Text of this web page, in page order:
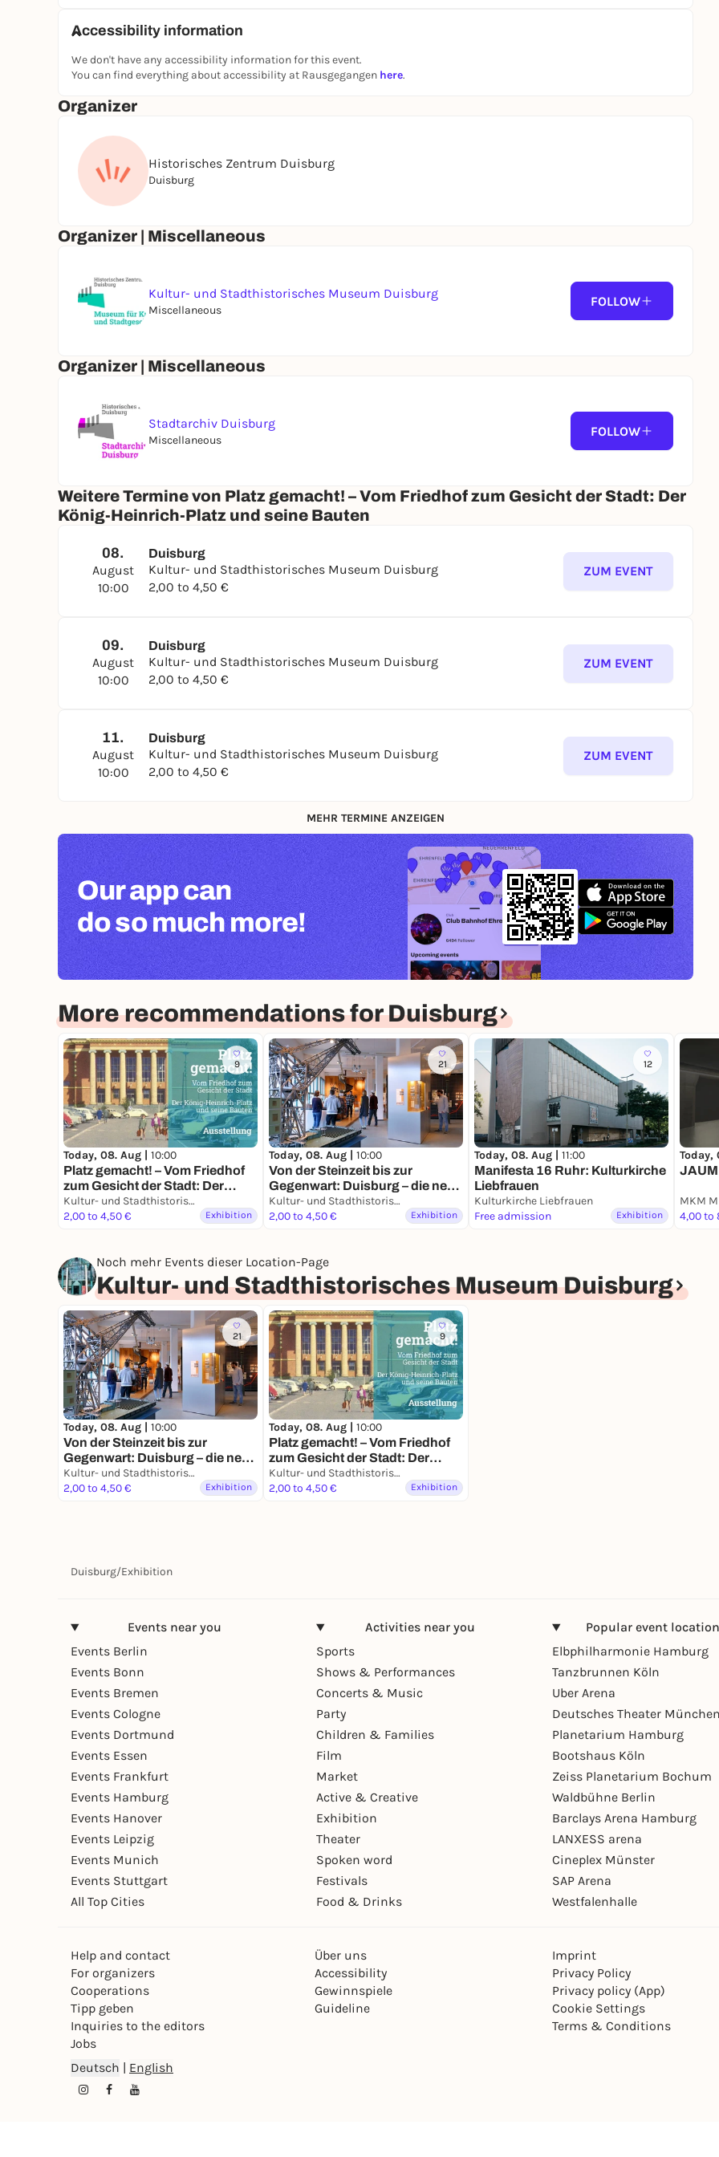
Accessibility information
We don't have any accessibility information for this event.
You can find everything about accessibility at Rausgegangen here.
Organizer
Historisches Zentrum Duisburg
Duisburg
Organizer | Miscellaneous
Kultur- und Stadthistorisches Museum Duisburg
Miscellaneous
FOLLOW
Organizer | Miscellaneous
Stadtarchiv Duisburg
Miscellaneous
FOLLOW
Weitere Termine von Platz gemacht! – Vom Friedhof zum Gesicht der Stadt: Der
König-Heinrich-Platz und seine Bauten
08.
August
10:00
Duisburg
Kultur- und Stadthistorisches Museum Duisburg
2,00 to 4,50 €
ZUM EVENT
09.
August
10:00
Duisburg
Kultur- und Stadthistorisches Museum Duisburg
2,00 to 4,50 €
ZUM EVENT
11.
August
10:00
Duisburg
Kultur- und Stadthistorisches Museum Duisburg
2,00 to 4,50 €
ZUM EVENT
MEHR TERMINE ANZEIGEN
Our app can
do so much more!
More recommendations for Duisburg
9
Today, 08. Aug | 10:00
Platz gemacht! – Vom Friedhof
zum Gesicht der Stadt: Der
König-Heinrich-Platz und seine
Bauten
Kultur- und Stadthistorisches Museum Duisburg
2,00 to 4,50 €
Exhibition
21
Today, 08. Aug | 10:00
Von der Steinzeit bis zur
Gegenwart: Duisburg – die neue
Geschichte einer alten Stadt
Kultur- und Stadthistorisches Museum Duisburg
2,00 to 4,50 €
Exhibition
12
Today, 08. Aug | 11:00
Manifesta 16 Ruhr: Kulturkirche
Liebfrauen
Kulturkirche Liebfrauen
Free admission
Exhibition 4,00 to
Noch mehr Events dieser Location-Page
Kultur- und Stadthistorisches Museum Duisburg
21
Today, 08. Aug | 10:00
Von der Steinzeit bis zur
Gegenwart: Duisburg – die neue
Geschichte einer alten Stadt
Kultur- und Stadthistorisches Museum Duisburg
2,00 to 4,50 €
Exhibition
9
Today, 08. Aug | 10:00
Platz gemacht! – Vom Friedhof
zum Gesicht der Stadt: Der
König-Heinrich-Platz und seine
Bauten
Kultur- und Stadthistorisches Museum Duisburg
2,00 to 4,50 €
Exhibition
Duisburg/Exhibition
Events near you
Events Berlin
Events Bonn
Events Bremen
Events Cologne
Events Dortmund
Events Essen
Events Frankfurt
Events Hamburg
Events Hanover
Events Leipzig
Events Munich
Events Stuttgart
All Top Cities
Activities near you
Sports
Shows & Performances
Concerts & Music
Party
Children & Families
Film
Market
Active & Creative
Exhibition
Theater
Spoken word
Festivals
Food & Drinks
Popular event
Elbphilharmonie Hamburg
Tanzbrunnen Köln
Uber Arena
Deutsches Theater
Planetarium Hamburg
Bootshaus Köln
Zeiss Planetarium Bochum
Waldbühne Berlin
Barclays Arena Hamburg
LANXESS arena
Cineplex Münster
SAP Arena
Westfalenhalle
Help and contact
For organizers
Cooperations
Tipp geben
Inquiries to the editors
Jobs
Über uns
Accessibility
Gewinnspiele
Guideline
Imprint
Privacy Policy
Privacy policy (App)
Cookie Settings
Terms & Conditions
Deutsch English